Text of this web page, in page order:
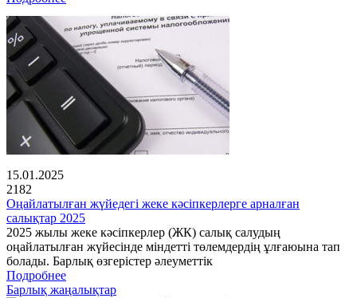
15.01.2025
2182
Оңайлатылған жүйедегі жеке кәсіпкерлерге арналған
салықтар 2025
2025 жылы жеке кәсіпкерлер (ЖК) салық салудың
оңайлатылған жүйесінде міндетті төлемдердің ұлғаюына тап
болады. Барлық өзгерістер әлеуметтік
Подробнее
Барлық жаңалықтар